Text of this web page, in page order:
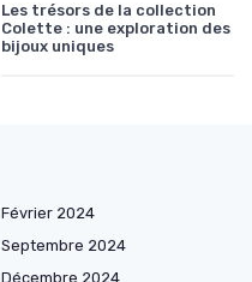
Les trésors de la collection
Colette : une exploration des
bijoux uniques
Février 2024
Septembre 2024
Décembre 2024